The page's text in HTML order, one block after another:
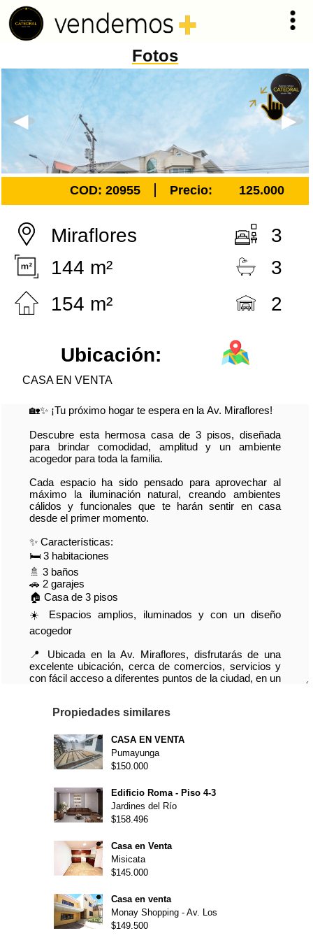
Fotos
COD: 20955 Precio: 125.000
Miraflores
3
144 m²
3
154 m²
2
Ubicación:
CASA EN VENTA
Propiedades similares
CASA EN VENTA
Pumayunga
$150.000
Edificio Roma - Piso 4-3
Jardines del Río
$158.496
Casa en Venta
Misicata
$145.000
Casa en venta
Monay Shopping - Av. Los
$149.500